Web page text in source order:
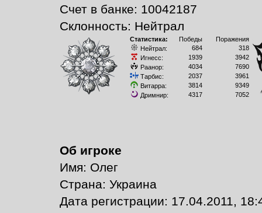
Счет в банке: 10042187
Склонность: Нейтрал
Статистика: Победы
Поражения
Нейтрал:
684
318
Игнесс:
1939
3942
Раанор:
4034
7690
Тарбис:
2037
3961
Витарра:
3814
9349
Дримнир:
4317 7052
Об игроке
Имя: Олег
Страна: Украина
Дата регистрации: 17.04.2011,